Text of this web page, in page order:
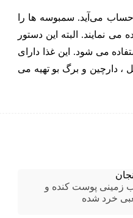
می‌آید. سمبوسه ها را
نمایند. البته این دستور
می شود. این غذا دارای
، دارچین و برگ بو تهیه می
زمینی پوست کنده و
خرد شده